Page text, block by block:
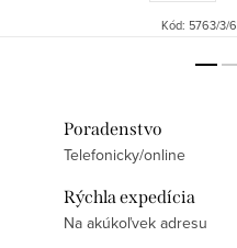
Kód: 5763/3/6
Poradenstvo
Telefonicky/online
Rýchla expedícia
Na akúkoľvek adresu